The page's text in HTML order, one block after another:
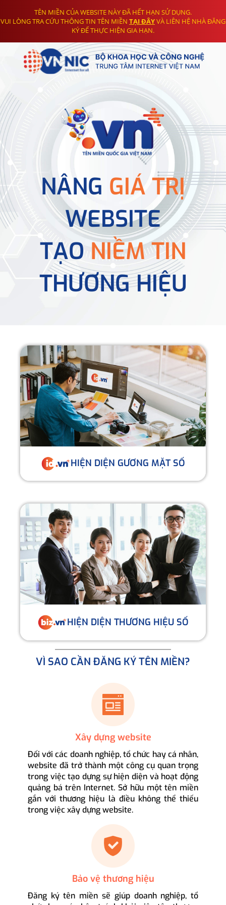
TÊN MIỀN CỦA WEBSITE NÀY ĐÃ HẾT HẠN SỬ DỤNG.
VUI LÒNG TRA CỨU THÔNG TIN TÊN MIỀN TẠI ĐÂYVÀ LIÊN HỆ NHÀ ĐĂNG
KÝ ĐỂ THỰC HIỆN GIA HẠN.
NÂNG GIÁ TRỊ
WEBSITE
TẠONIỀM TIN
THƯƠNG HIỆU
HIỆN DIỆN GƯƠNG MẶT SỐ
HIỆN DIỆN THƯƠNG HIỆU SỐ
VÌ SAO CẦN ĐĂNG KÝ TÊN MIỀN?
Xây dựng website
Đối với các doanh nghiệp, tổ chức hay cá nhân,
website đã trở thành một công cụ quan trọng
trong việc tạo dựng sự hiện diện và hoạt động
quảng bá trên Internet. Sở hữu một tên miền
gắn với thương hiệu là điều không thể thiếu
trong việc xây dựng website.
Bảo vệ thương hiệu
Đăng ký tên miền sẽ giúp doanh nghiệp, tổ